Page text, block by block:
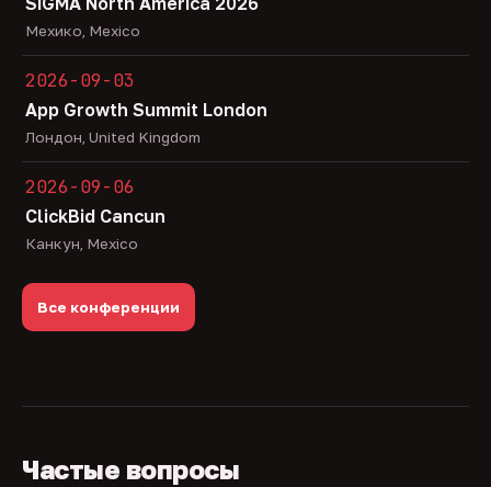
Мехико, Mexico
2026-09-03
App Growth Summit London
Лондон, United Kingdom
2026-09-06
ClickBid Cancun
Канкун, Mexico
Все конференции
Частые вопросы